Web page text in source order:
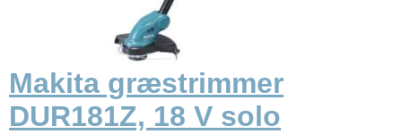
Makita græstrimmer
DUR181Z, 18 V solo